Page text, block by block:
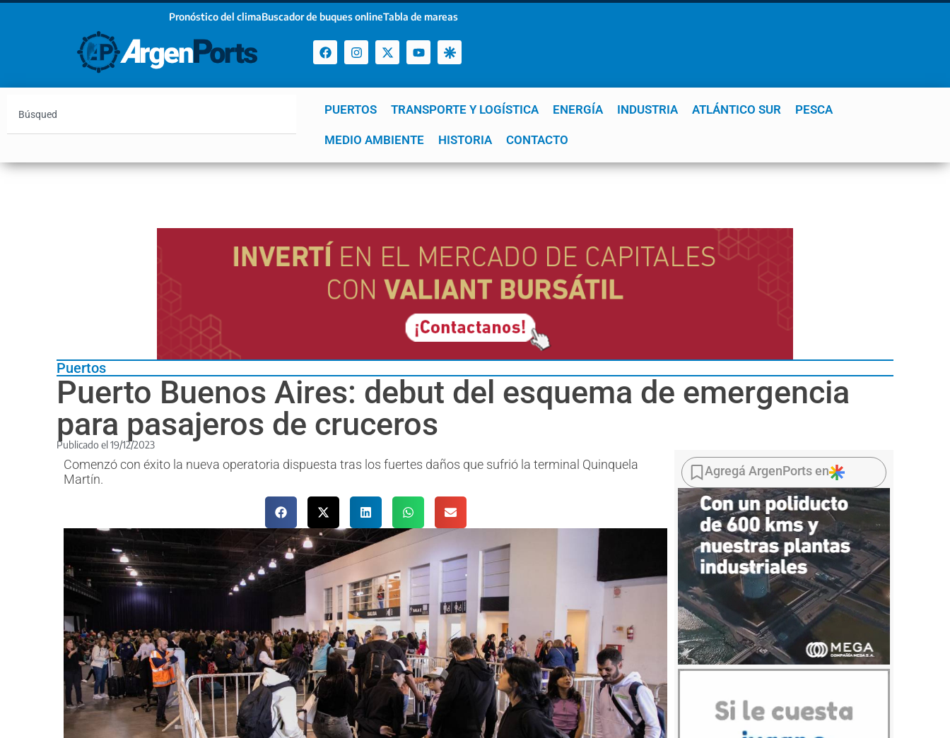
Pronóstico del climaBuscador de buques onlineTabla de mareas
PUERTOS TRANSPORTE Y LOGÍSTICA ENERGÍA INDUSTRIA ATLÁNTICO SUR PESCA
MEDIO AMBIENTE HISTORIA CONTACTO
YPF GNL Mar del Plata Patagonia Quequén
Puertos
Puerto Buenos Aires: debut del esquema de emergencia
para pasajeros de cruceros
Publicado el 19/12/2023
Comenzó con éxito la nueva operatoria dispuesta tras los fuertes daños que sufrió la terminal Quinquela
Martín.
Agregá ArgenPorts en
¡Sumate a nuestro Newsletter!
Email
Estoy de acuerdo con las condiciones y políticas de